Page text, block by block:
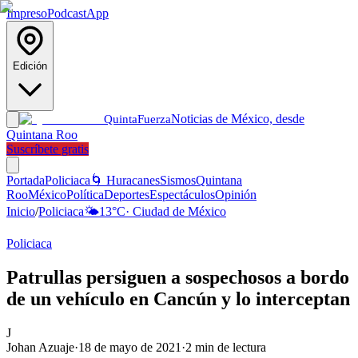
ImpresoPodcastApp
Edición
QuintaFuerzaNoticias de México, desde
Quintana Roo
Suscríbete gratis
PortadaPoliciaca 🌀 HuracanesSismosQuintana
RooMéxicoPolíticaDeportesEspectáculosOpinión
Inicio/Policiaca🌤️13°C· Ciudad de México
Policiaca
Patrullas persiguen a sospechosos a bordo
de un vehículo en Cancún y lo interceptan
J
Johan Azuaje·18 de mayo de 2021 ·2 min de lectura